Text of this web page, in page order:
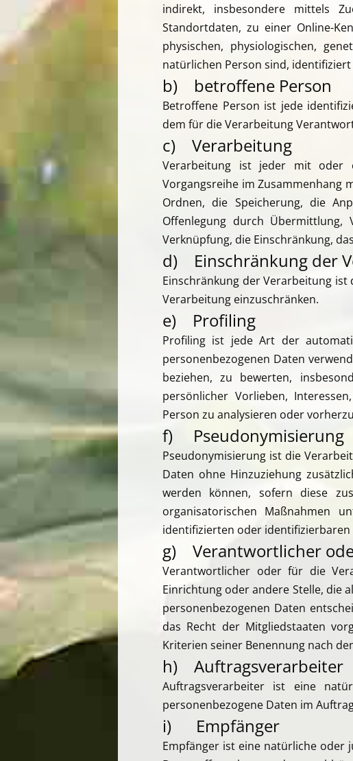
indirekt, insbesondere mittels
Standortdaten, zu einer Online-
physischen, physiologischen,
natürlichen Person sind,
b) betroffene Person
Betroffene Person ist jede
dem für die Verarbeitung
c) Verarbeitung
Verarbeitung ist jeder mit oder
Vorgangsreihe im Zusammenhang
Ordnen, die Speicherung, die
Offenlegung durch
Verknüpfung, die Einschränkung,
d) Einschränkung der
Einschränkung der Verarbeitung
Verarbeitung einzuschränken.
e) Profiling
Profiling ist jede Art der
personenbezogenen Daten
beziehen, zu bewerten,
persönlicher Vorlieben,
Person zu analysieren oder
f) Pseudonymisierung
Pseudonymisierung ist die
Daten ohne Hinzuziehung
werden können, sofern diese
organisatorischen Maßnahmen
identifizierten oder
g) Verantwortlicher
Verantwortlicher oder für die
Einrichtung oder andere Stelle, die
personenbezogenen Daten
das Recht der Mitgliedstaaten
Kriterien seiner Benennung nach
h) Auftragsverarbeiter
Auftragsverarbeiter ist eine
personenbezogene Daten im
i) Empfänger
Empfänger ist eine natürliche oder